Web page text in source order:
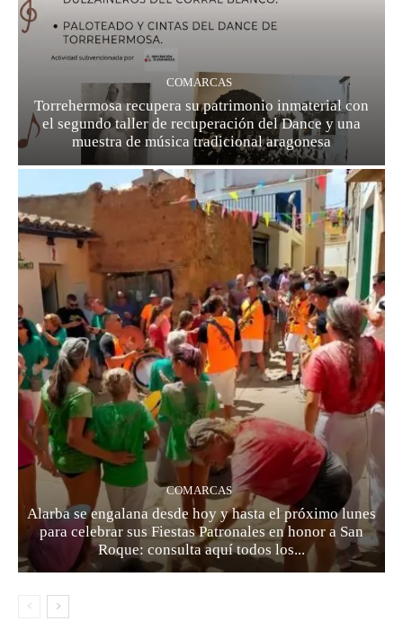
COMARCAS
Torrehermosa recupera su patrimonio inmaterial con
el segundo taller de recuperación del Dance y una
muestra de música tradicional aragonesa
COMARCAS
Alarba se engalana desde hoy y hasta el próximo lunes
para celebrar sus Fiestas Patronales en honor a San
Roque: consulta aquí todos los...